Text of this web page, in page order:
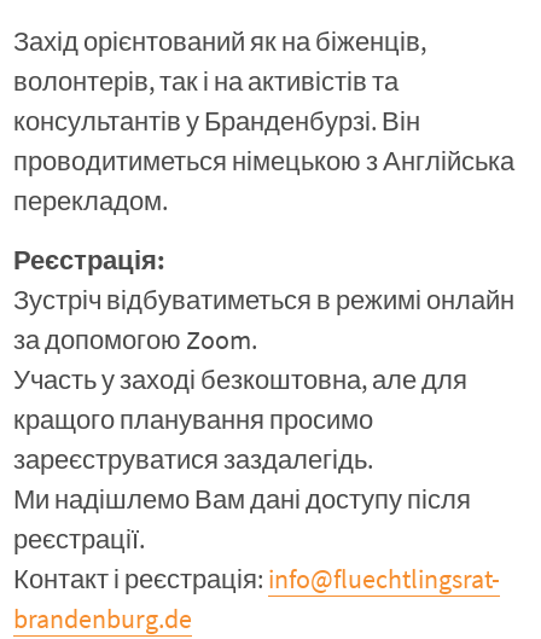
Захід орієнтований як на біженців,
волонтерів, так і на активістів та
консультантів у Бранденбурзі. Він
проводитиметься німецькою з Англійська
перекладом.
Реєстрація:
Зустріч відбуватиметься в режимі онлайн
за допомогою Zoom.
Участь у заході безкоштовна, але для
кращого планування просимо
зареєструватися заздалегідь.
Ми надішлемо Вам дані доступу після
реєстрації.
Контакт і реєстрація: info@fluechtlingsrat-
brandenburg.de